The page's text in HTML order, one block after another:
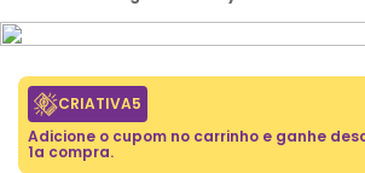
CRIATIVA5
Adicione o cupom no carrinho e ganhe
1a compra.